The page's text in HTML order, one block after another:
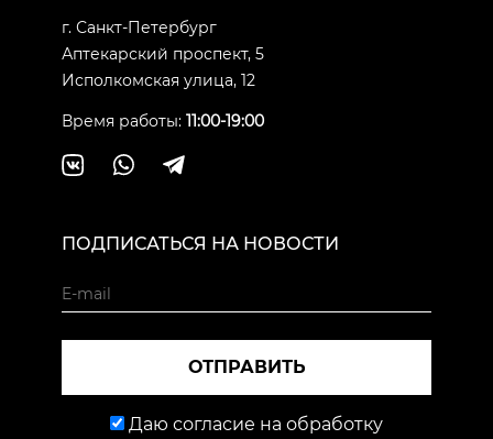
г. Санкт-Петербург
Аптекарский проспект, 5
Исполкомская улица, 12
Время работы: 11:00-19:00
ПОДПИСАТЬСЯ НА НОВОСТИ
ОТПРАВИТЬ
Даю согласие на обработку